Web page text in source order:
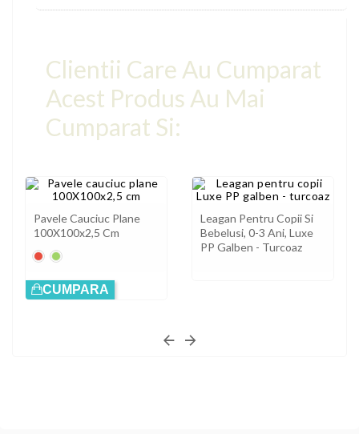
Clientii Care Au Cumparat
Acest Produs Au Mai
Cumparat Si:
Pavele Cauciuc Plane
100X100x2,5 Cm
RoșuVerde
CUMPARA
Leagan Pentru Copii Si
Bebelusi, 0-3 Ani, Luxe
PP Galben - Turcoaz